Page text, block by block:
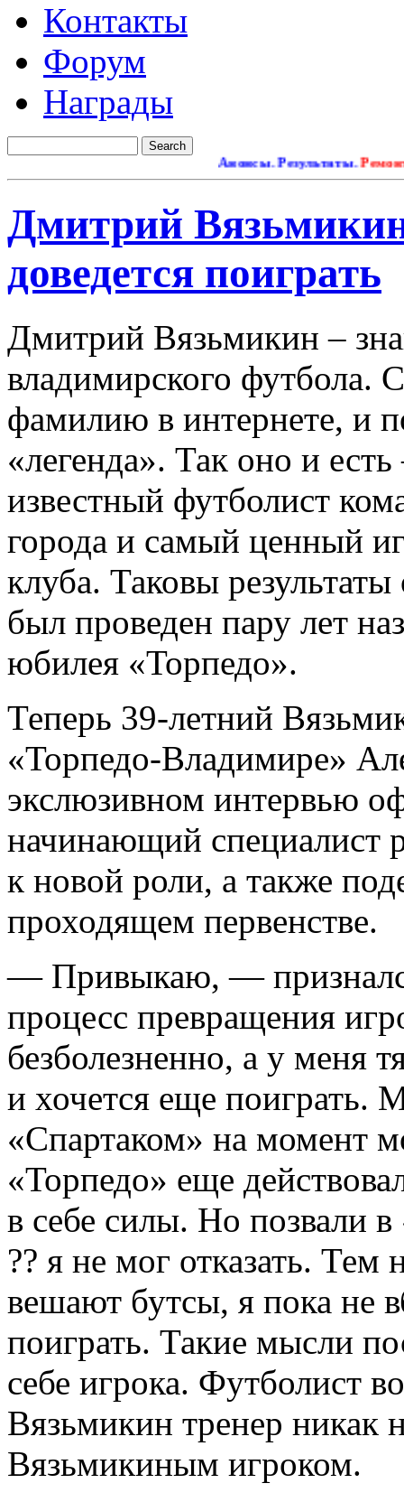
Контакты
Форум
Награды
Анонсы. Результаты.Ремонт
Дмитрий
доведется поиграть
Дмитрий Вязьмикин –
владимирского футбола.
фамилию в интернете, и
«легенда». Так оно и
известный футболист
города и самый ценный
клуба. Таковы
был проведен пару лет
юбилея «Торпедо».
Теперь 39-летний
«Торпедо-Владимире»
экслюзивном интервью
начинающий специалист
к новой роли, а также
проходящем первенстве.
— Привыкаю, —
процесс превращения
безболезненно, а у меня
и хочется еще поиграть.
«Спартаком» на момент
«Торпедо» еще
в себе силы. Но позвали
?? я не мог отказать. Тем
вешают бутсы, я пока не
поиграть. Такие мысли
себе игрока. Футболист
Вязьмикин тренер никак
Вязьмикиным игроком.